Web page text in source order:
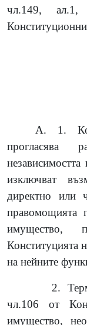
чл.149,
А. 1.
прогласява
изключват
директно или
правомощията
имущество,
Конституцията
на нейните
2.
чл.106 от
имущество,